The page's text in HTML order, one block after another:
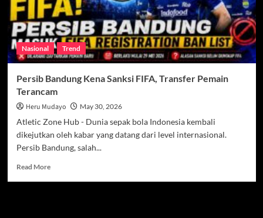
Pelabuhan
Baru
Nasional Trend
Persib Bandung Kena Sanksi FIFA, Transfer Pemain
Terancam
Heru Mudayo May 30, 2026
Atletic Zone Hub - Dunia sepak bola Indonesia kembali
dikejutkan oleh kabar yang datang dari level internasional.
Persib Bandung, salah...
Read MoreRead